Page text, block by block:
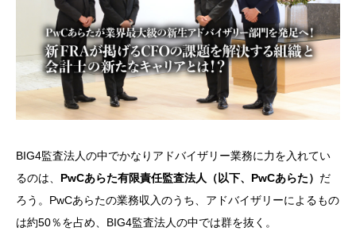
BIG4監査法人の中でかなりアドバイザリー業務に力を入れてい
るのは、 PwCあらた有限責任監査法人（以下、PwCあらた） だ
ろう。 PwCあらたの業務収入のうち、アドバイザリーによるもの
は約50％を占め、 BIG4監査法人の中では群を抜く。